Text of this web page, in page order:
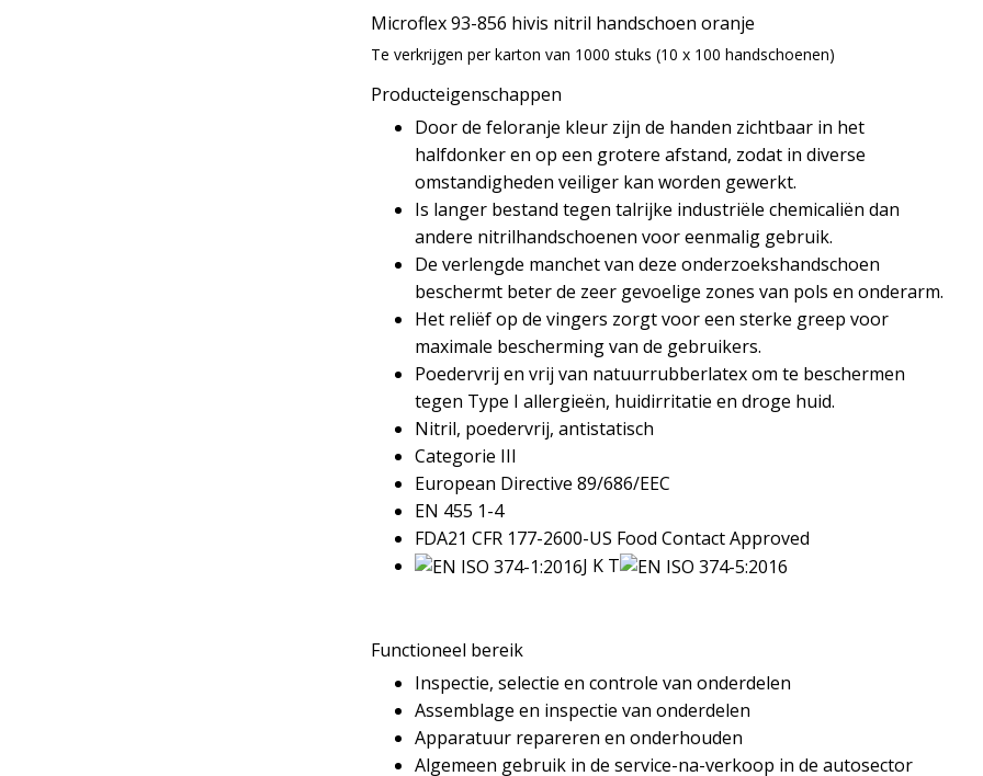
Microflex 93-856 hivis nitril handschoen oranje
Te verkrijgen per karton van 1000 stuks (10 x 100 handschoenen)
Producteigenschappen
Door de feloranje kleur zijn de handen zichtbaar in het
halfdonker en op een grotere afstand, zodat in diverse
omstandigheden veiliger kan worden gewerkt.
Is langer bestand tegen talrijke industriële chemicaliën dan
andere nitrilhandschoenen voor eenmalig gebruik.
De verlengde manchet van deze onderzoekshandschoen
beschermt beter de zeer gevoelige zones van pols en onderarm.
Het reliëf op de vingers zorgt voor een sterke greep voor
maximale bescherming van de gebruikers.
Poedervrij en vrij van natuurrubberlatex om te beschermen
tegen Type I allergieën, huidirritatie en droge huid.
Nitril, poedervrij, antistatisch
Categorie III
European Directive 89/686/EEC
EN 455 1-4
FDA21 CFR 177-2600-US Food Contact Approved
J K T
Functioneel bereik
Inspectie, selectie en controle van onderdelen
Assemblage en inspectie van onderdelen
Apparatuur repareren en onderhouden
Algemeen gebruik in de service-na-verkoop in de autosector